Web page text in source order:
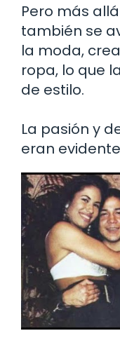
Pero más
también se
la moda,
ropa, lo que
de estilo.
La pasión y
eran